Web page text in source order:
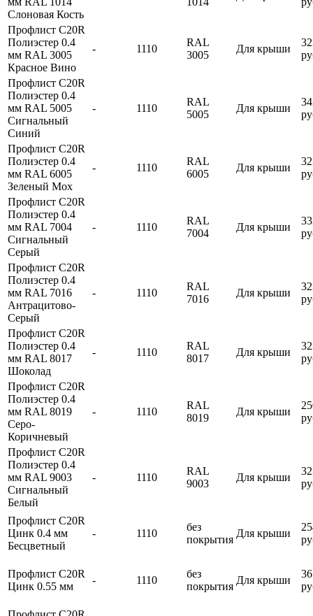
Слоновая Кость
Профлист С20R
Полиэстер 0.4
мм RAL 3005
Красное Вино
- 1110
RAL
3005
Для крыши
Профлист С20R
Полиэстер 0.4
мм RAL 5005
Сигнальный
Синий
- 1110
RAL
5005
Для крыши
Профлист С20R
Полиэстер 0.4
мм RAL 6005
Зеленый Мох
- 1110
RAL
6005
Для крыши
Профлист С20R
Полиэстер 0.4
мм RAL 7004
Сигнальный
Серый
- 1110
RAL
7004
Для крыши
Профлист С20R
Полиэстер 0.4
мм RAL 7016
Антрацитово-
Серый
- 1110
RAL
7016
Для крыши
Профлист С20R
Полиэстер 0.4
мм RAL 8017
Шоколад
- 1110
RAL
8017
Для крыши
Профлист С20R
Полиэстер 0.4
мм RAL 8019
Серо-
Коричневый
- 1110
RAL
8019
Для крыши
Профлист С20R
Полиэстер 0.4
мм RAL 9003
Сигнальный
Белый
- 1110
RAL
9003
Для крыши
Профлист С20R
Цинк 0.4 мм
Бесцветный
- 1110
без
покрытия
Для крыши
Профлист С20R
Цинк 0.55 мм
- 1110
без
покрытия
Для крыши